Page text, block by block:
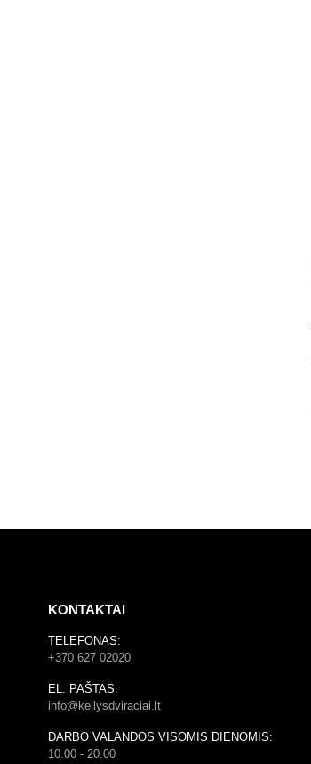
KONTAKTAI
TELEFONAS:
+370 627 02020
EL. PAŠTAS:
info@kellysdviraciai.lt
DARBO VALANDOS VISOMIS DIENOMIS:
10:00 - 20:00